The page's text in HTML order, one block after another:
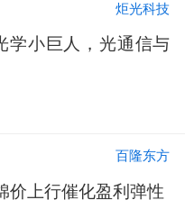
炬光科技
学小巨人，光通信与
百隆东方
价上行催化盈利弹性